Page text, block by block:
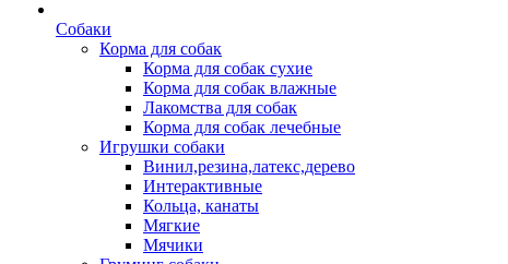
Собаки
Корма для собак
Корма для собак сухие
Корма для собак влажные
Лакомства для собак
Корма для собак лечебные
Игрушки собаки
Винил,резина,латекс,дерево
Интерактивные
Кольца, канаты
Мягкие
Мячики